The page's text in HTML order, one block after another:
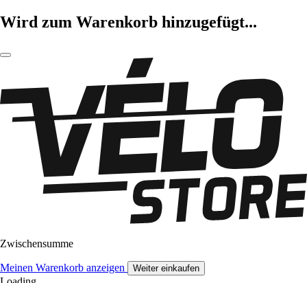
Wird zum Warenkorb hinzugefügt...
Zwischensumme
Meinen Warenkorb anzeigen Weiter einkaufen